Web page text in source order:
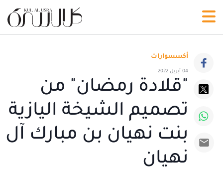
أكسسوارات
04 أبريل 2022
"قلادة رمضان" من
تصميم الشيخة اليازية
بنت نهيان بن مبارك آل
نهيان